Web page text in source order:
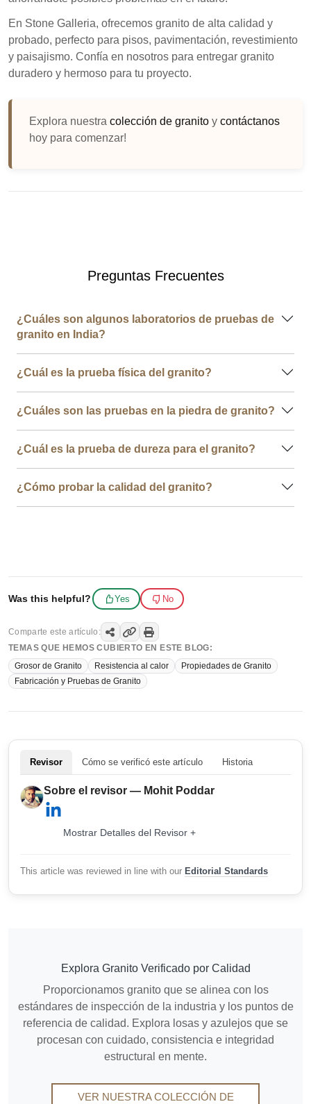
En Stone Galleria, ofrecemos granito de alta calidad y
probado, perfecto para pisos, pavimentación, revestimiento
y paisajismo. Confía en nosotros para entregar granito
duradero y hermoso para tu proyecto.
Explora nuestracolección de granito ycontáctanos
hoy para comenzar!
Preguntas Frecuentes
¿Cuáles son algunos laboratorios de pruebas de
granito en India?
¿Cuál es la prueba física del granito?
¿Cuáles son las pruebas en la piedra de granito?
¿Cuál es la prueba de dureza para el granito?
¿Cómo probar la calidad del granito?
Was this helpful? Yes No
Comparte este artículo:
TEMAS QUE HEMOS CUBIERTO EN ESTE BLOG:
Grosor de Granito
Resistencia al calor
Propiedades de Granito
Fabricación y Pruebas de Granito
Revisor Cómo se verificó este artículo Historia
Sobre el revisor — Mohit Poddar
Mostrar Detalles del Revisor +
This article was reviewed in line with our Editorial Standards
Explora Granito Verificado por Calidad
Proporcionamos granito que se alinea con los
estándares de inspección de la industria y los puntos de
referencia de calidad. Explora losas y azulejos que se
procesan con cuidado, consistencia e integridad
estructural en mente.
VER NUESTRA COLECCIÓN DE